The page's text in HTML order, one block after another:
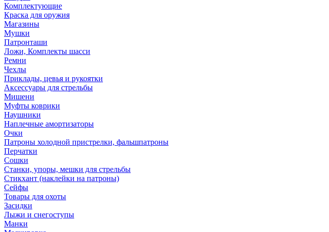
Комплектующие
Краска для оружия
Магазины
Мушки
Патронташи
Ложи, Комплекты шасси
Ремни
Чехлы
Приклады, цевья и рукоятки
Аксессуары для стрельбы
Мишени
Муфты коврики
Наушники
Наплечные амортизаторы
Очки
Патроны холодной пристрелки, фальшпатроны
Перчатки
Сошки
Станки, упоры, мешки для стрельбы
Стикхант (наклейки на патроны)
Сейфы
Товары для охоты
Засидки
Лыжи и снегоступы
Манки